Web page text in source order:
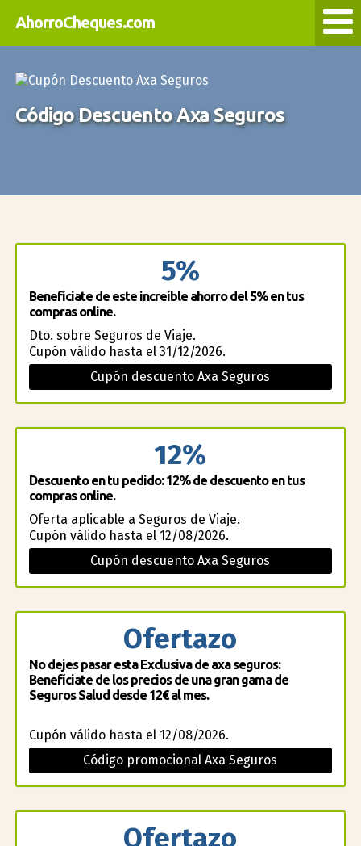
AhorroCheques.com
Código Descuento Axa Seguros
5%
Benefíciate de este increíble ahorro del 5% en tus
compras online.
Dto. sobre Seguros de Viaje.
Cupón válido hasta el 31/12/2026.
Cupón descuento Axa Seguros
12%
Descuento en tu pedido: 12% de descuento en tus
compras online.
Oferta aplicable a Seguros de Viaje.
Cupón válido hasta el 12/08/2026.
Cupón descuento Axa Seguros
Ofertazo
No dejes pasar esta Exclusiva de axa seguros:
Benefíciate de los precios de una gran gama de
Seguros Salud desde 12€ al mes.
Cupón válido hasta el 12/08/2026.
Código promocional Axa Seguros
Ofertazo